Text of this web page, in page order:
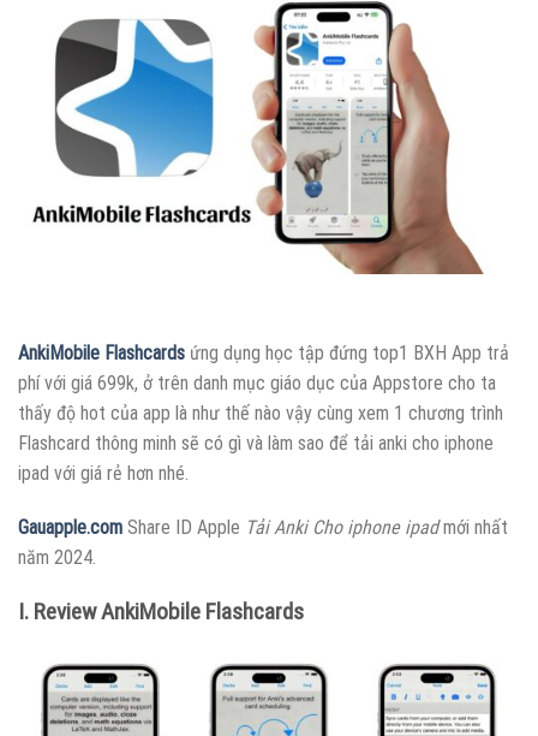
AnkiMobile Flashcards ứng dụng học tập đứng top1 BXH App trả
phí với giá 699k, ở trên danh mục giáo dục của Appstore cho ta
thấy độ hot của app là như thế nào vậy cùng xem 1 chương trình
Flashcard thông minh sẽ có gì và làm sao để tải anki cho iphone
ipad với giá rẻ hơn nhé.
Gauapple.com Share ID Apple Tải Anki Cho iphone ipadmới nhất
năm 2024.
I. Review AnkiMobile Flashcards